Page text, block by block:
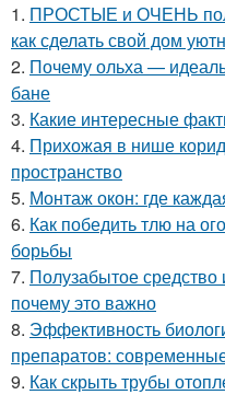
1. ПРОСТЫЕ и ОЧЕНЬ
как сделать свой дом
2. Почему ольха —
бане
3. Какие интересные
4. Прихожая в нише
пространство
5. Монтаж окон: где
6. Как победить тлю на
борьбы
7. Полузабытое
почему это важно
8. Эффективность
препаратов:
9. Как скрыть трубы